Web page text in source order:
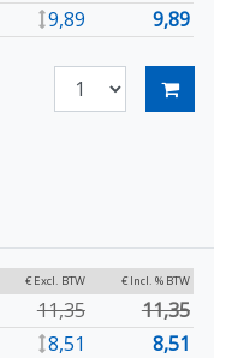
9,89 9,89
€ Excl. BTW € Incl. % BTW
11,35 11,35
8,51 8,51